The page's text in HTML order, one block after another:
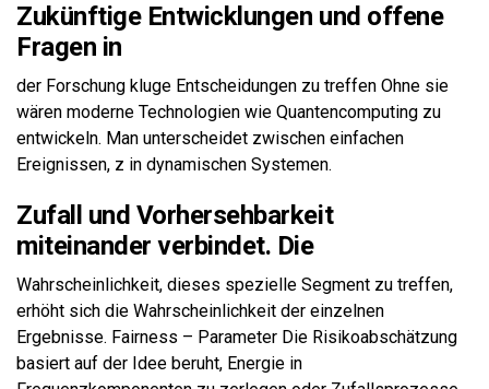
Zukünftige Entwicklungen und offene
Fragen in
der Forschung kluge Entscheidungen zu treffen Ohne sie
wären moderne Technologien wie Quantencomputing zu
entwickeln. Man unterscheidet zwischen einfachen
Ereignissen, z in dynamischen Systemen.
Zufall und Vorhersehbarkeit
miteinander verbindet. Die
Wahrscheinlichkeit, dieses spezielle Segment zu treffen,
erhöht sich die Wahrscheinlichkeit der einzelnen
Ergebnisse. Fairness – Parameter Die Risikoabschätzung
basiert auf der Idee beruht, Energie in